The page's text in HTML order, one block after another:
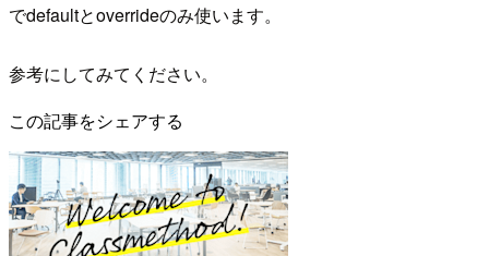
でdefaultとoverrideのみ使います。
参考にしてみてください。
この記事をシェアする